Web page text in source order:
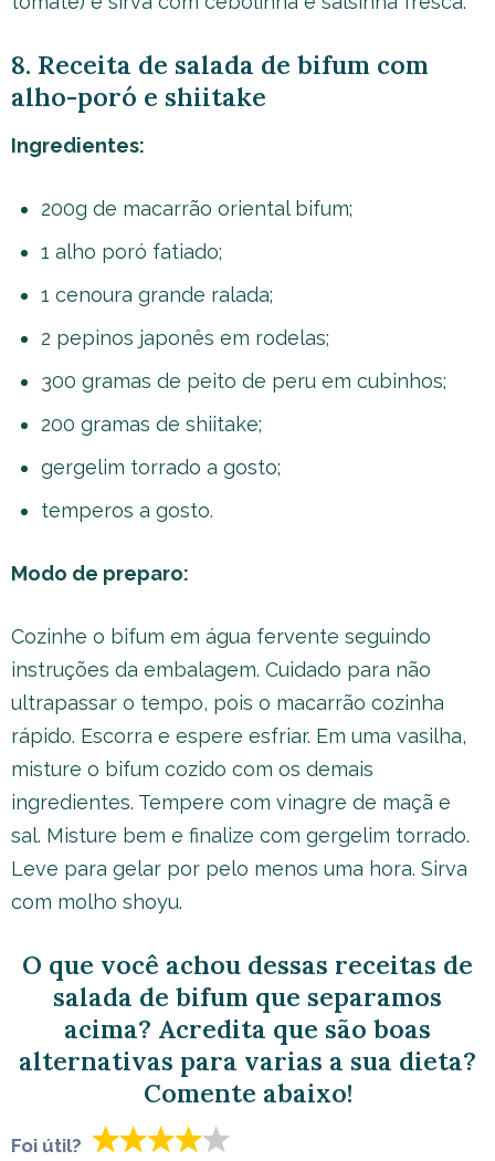
8. Receita de salada de bifum com
alho-poró e shiitake
Ingredientes:
200g de macarrão oriental bifum;
1 alho poró fatiado;
1 cenoura grande ralada;
2 pepinos japonês em rodelas;
300 gramas de peito de peru em cubinhos;
200 gramas de shiitake;
gergelim torrado a gosto;
temperos a gosto.
Modo de preparo:
Cozinhe o bifum em água fervente seguindo
instruções da embalagem. Cuidado para não
ultrapassar o tempo, pois o macarrão cozinha
rápido. Escorra e espere esfriar. Em uma vasilha,
misture o bifum cozido com os demais
ingredientes. Tempere com vinagre de maçã e
sal. Misture bem e finalize com gergelim torrado.
Leve para gelar por pelo menos uma hora. Sirva
com molho shoyu.
O que você achou dessas receitas de
salada de bifum que separamos
acima? Acredita que são boas
alternativas para varias a sua dieta?
Comente abaixo!
Foi útil?